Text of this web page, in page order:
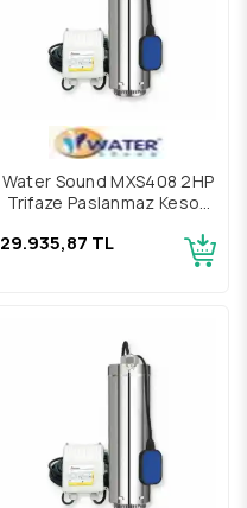
Water Sound MXS408 2HP
Trifaze Paslanmaz Keson
29.935,87 TL